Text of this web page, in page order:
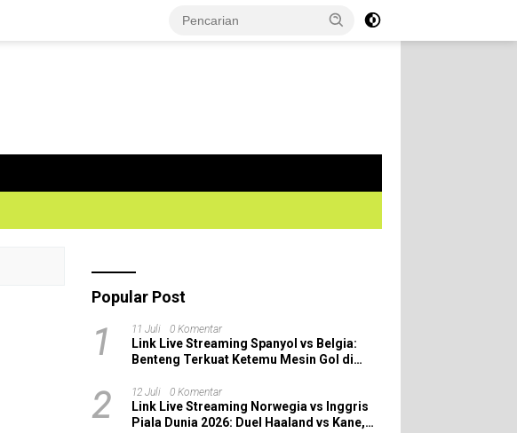
Popular Post
1 11 Juli 0 Komentar
Link Live Streaming Spanyol vs Belgia:
Benteng Terkuat Ketemu Mesin Gol di
2 12 Juli 0 Komentar
Link Live Streaming Norwegia vs Inggris
Piala Dunia 2026: Duel Haaland vs Kane,